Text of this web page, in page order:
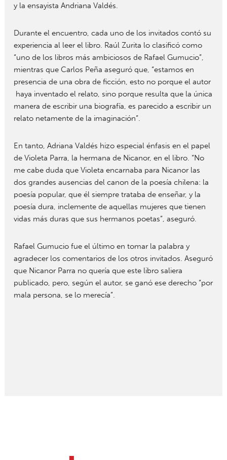
y la ensayista Andriana Valdés.
Durante el encuentro, cada uno de los invitados contó su
experiencia al leer el libro. Raúl Zurita lo clasificó como
“uno de los libros más ambiciosos de Rafael Gumucio”,
mientras que Carlos Peña aseguró que, “estamos en
presencia de una obra de ficción, esto no porque el autor
haya inventado el relato, sino porque resulta que la única
manera de escribir una biografía, es parecido a escribir un
relato netamente de la imaginación”.
En tanto, Adriana Valdés hizo especial énfasis en el papel
de Violeta Parra, la hermana de Nicanor, en el libro. “No
me cabe duda que Violeta encarnaba para Nicanor las
dos grandes ausencias del canon de la poesía chilena: la
poesía popular, que él siempre trataba de enseñar, y la
poesía dura, inclemente de aquellas mujeres que tienen
vidas más duras que sus hermanos poetas”, aseguró.
Rafael Gumucio fue el último en tomar la palabra y
agradecer los comentarios de los otros invitados. Aseguró
que Nicanor Parra no quería que este libro saliera
publicado, pero, según el autor, se ganó ese derecho “por
mala persona, se lo merecía”.